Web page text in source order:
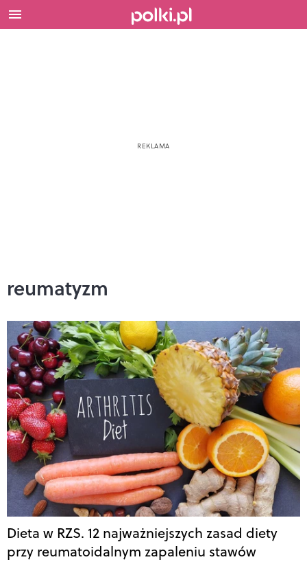
reumatyzm
Dieta w RZS. 12 najważniejszych zasad diety
przy reumatoidalnym zapaleniu stawów